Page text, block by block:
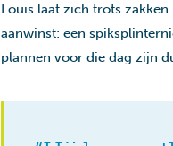
Louis laat zich trots
aanwinst: een
plannen voor die dag zijn